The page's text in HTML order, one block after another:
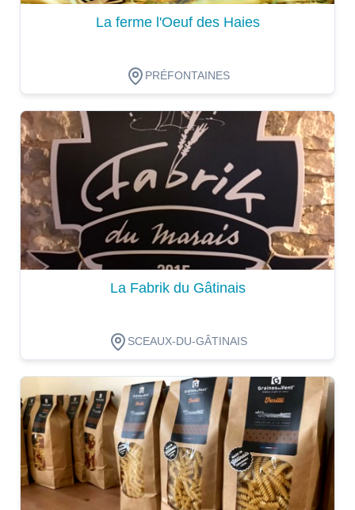
La ferme l'Oeuf des Haies
PRÉFONTAINES
Dégustation
La Fabrik du Gâtinais
SCEAUX-DU-GÂTINAIS
Dégustation